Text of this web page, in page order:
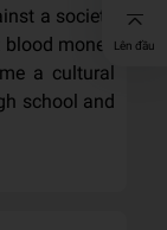
Lên đầu
a society
blood money
a cultural
school and